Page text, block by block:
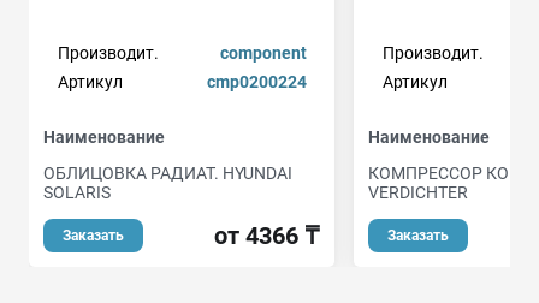
Производит.
component
Артикул
cmp0200224
Наименование
ОБЛИЦОВКА РАДИАТ. HYUNDAI
SOLARIS
Заказать от 4366 ₸
Производит.
Артикул
Наименование
КОМПРЕССОР
VERDICHTER
Заказать